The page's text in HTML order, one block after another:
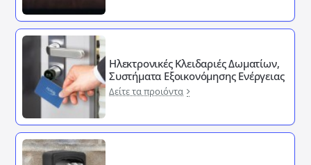
Ηλεκτρονικές Κλειδαριές Δωματίων,
Συστήματα Εξοικονόμησης Ενέργειας
Δείτε τα προιόντα